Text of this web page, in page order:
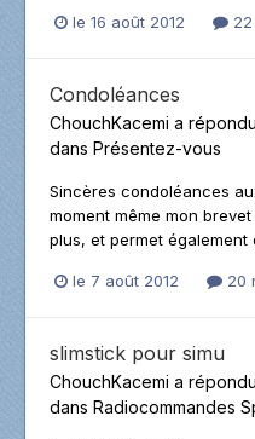
le 16 août 2012
Condoléances
ChouchKacemi a
dans Présentez-vous
Sincères condoléances
moment même mon
plus, et permet
le 7 août 2012 20
slimstick pour simu
ChouchKacemi a
dans Radiocommandes